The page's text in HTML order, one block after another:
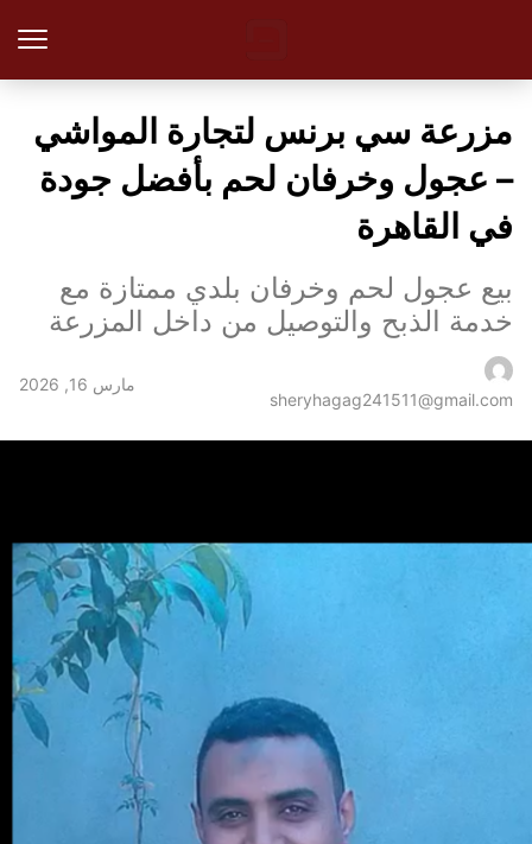
مزرعة سي برنس لتجارة المواشي
– عجول وخرفان لحم بأفضل جودة
في القاهرة
بيع عجول لحم وخرفان بلدي ممتازة مع
خدمة الذبح والتوصيل من داخل المزرعة
sheryhagag241511@gmail.com
مارس 16, 2026